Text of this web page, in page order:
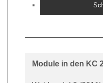
Module in den KC